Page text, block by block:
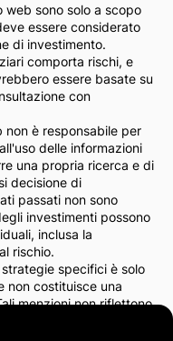
web sono solo a scopo
essere considerato
di investimento.
comporta rischi, e
essere basate su
con
non è responsabile per
delle informazioni
una propria ricerca e di
decisione di
passati non sono
investimenti possono
inclusa la
rischio.
specifici è solo
non costituisce una
menzioni non riflettono
consulente finanziario